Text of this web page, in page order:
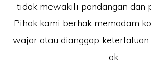
tidak mewakili pandangan dan
Pihak kami berhak memadam
wajar atau dianggap
ok.